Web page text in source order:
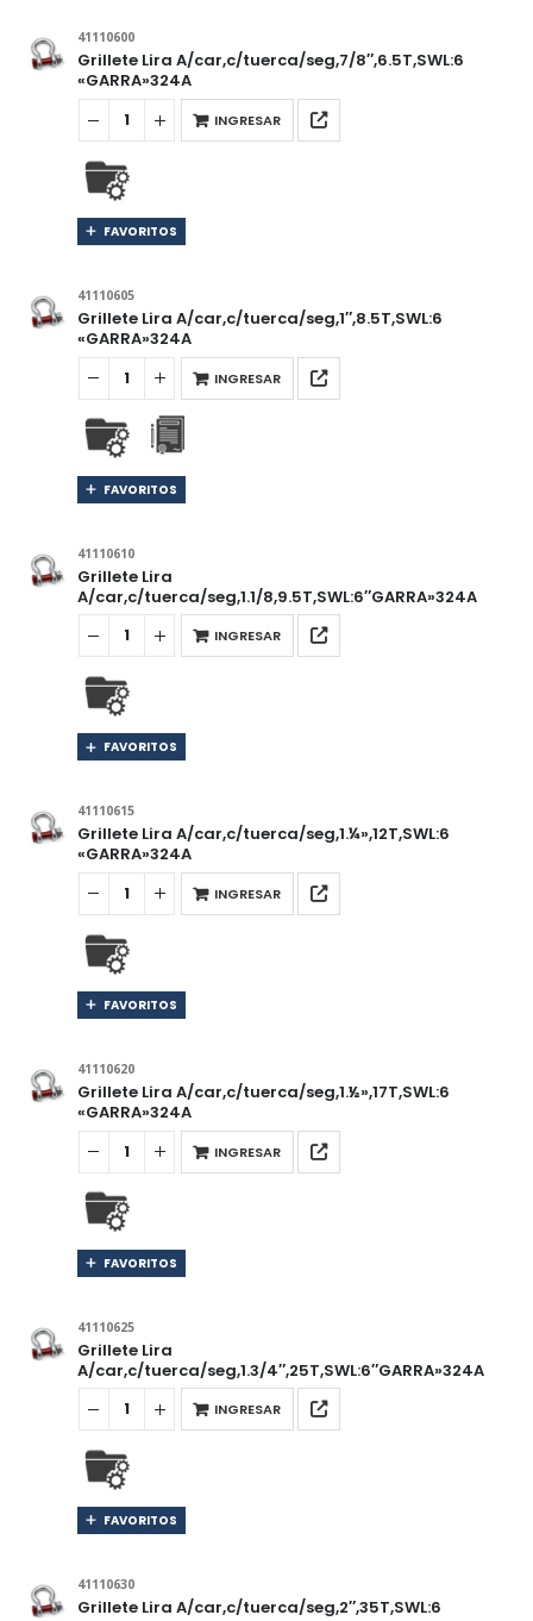
41110600
Grillete Lira A/car,c/tuerca/seg,7/8″,6.5T,SWL:6
«GARRA»324A
INGRESAR
FAVORITOS
41110605
Grillete Lira A/car,c/tuerca/seg,1″,8.5T,SWL:6
«GARRA»324A
INGRESAR
FAVORITOS
41110610
Grillete Lira
A/car,c/tuerca/seg,1.1/8,9.5T,SWL:6″GARRA»324A
INGRESAR
FAVORITOS
41110615
Grillete Lira A/car,c/tuerca/seg,1.¼»,12T,SWL:6
«GARRA»324A
INGRESAR
FAVORITOS
41110620
Grillete Lira A/car,c/tuerca/seg,1.½»,17T,SWL:6
«GARRA»324A
INGRESAR
FAVORITOS
41110625
Grillete Lira
A/car,c/tuerca/seg,1.3/4″,25T,SWL:6″GARRA»324A
INGRESAR
FAVORITOS
41110630
Grillete Lira A/car,c/tuerca/seg,2″,35T,SWL:6